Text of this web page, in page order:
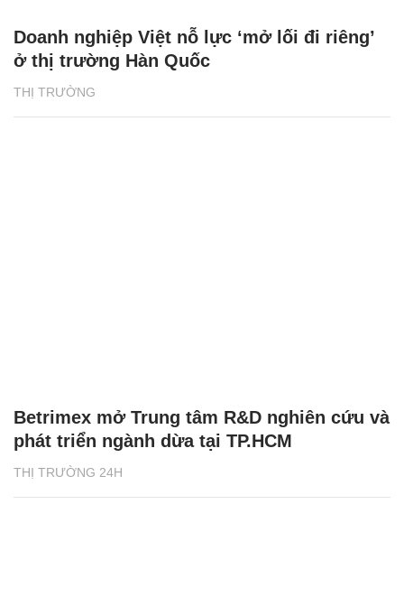
THỊ TRƯỜNG
Doanh nghiệp Việt nỗ lực ‘mở lối đi riêng’
ở thị trường Hàn Quốc
THỊ TRƯỜNG 24H
Betrimex mở Trung tâm R&D nghiên cứu và
phát triển ngành dừa tại TP.HCM